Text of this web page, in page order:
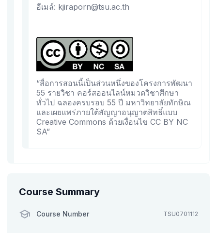
อีเมล์: kjiraporn@tsu.ac.th
“สื่อการสอนนี้เป็นส่วนหนึ่งของโครงการพัฒนา
55 รายวิชา คอร์สออนไลน์หมวดวิชาศึกษา
ทั่วไป ฉลองครบรอบ 55 ปี มหาวิทยาลัยทักษิณ
และเผยแพร่ภายใต้สัญญาอนุญาตสิทธิ์แบบ
Creative Commons ด้วยเงื่อนไข CC BY NC
SA”
Course Summary
Course Number TSU0701112